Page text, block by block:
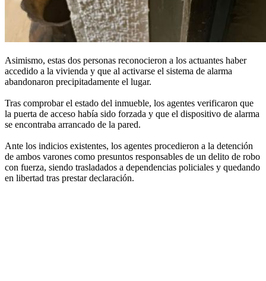
Asimismo, estas dos personas reconocieron a los actuantes haber
accedido a la vivienda y que al activarse el sistema de alarma
abandonaron precipitadamente el lugar.
Tras comprobar el estado del inmueble, los agentes verificaron que
la puerta de acceso había sido forzada y que el dispositivo de alarma
se encontraba arrancado de la pared.
Ante los indicios existentes, los agentes procedieron a la detención
de ambos varones como presuntos responsables de un delito de robo
con fuerza, siendo trasladados a dependencias policiales y quedando
en libertad tras prestar declaración.